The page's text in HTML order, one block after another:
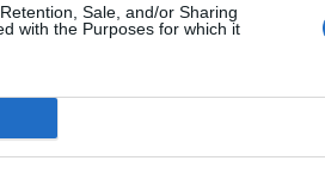
Sale, and/or Sharing
with the Purposes for which it